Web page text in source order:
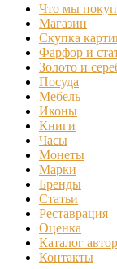
Что мы
Магазин
Скупка
Фарфор и
Золото и
Посуда
Мебель
Иконы
Книги
Часы
Монеты
Марки
Бренды
Статьи
Реставрация
Оценка
Каталог
Контакты